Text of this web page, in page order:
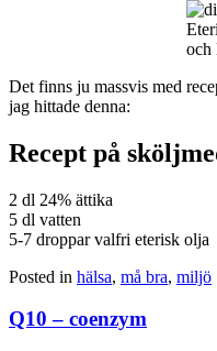
och
Det finns ju massvis med
jag hittade denna:
Recept på
2 dl 24% ättika
5 dl vatten
5-7 droppar valfri eterisk olja
Posted in hälsa, må bra, miljö
Q10 – coenzym